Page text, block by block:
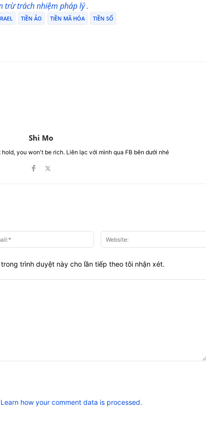
trừ trách nhiệm pháp lý.
TIỀN ẢO TIỀN MÃ HÓA TIỀN SỐ
Shi Mo
you won't be rich. Liên lạc với mình qua FB bên dưới nhé
Email:*
trình duyệt này cho lần tiếp theo tôi nhận xét.
Learn how your comment data is processed.